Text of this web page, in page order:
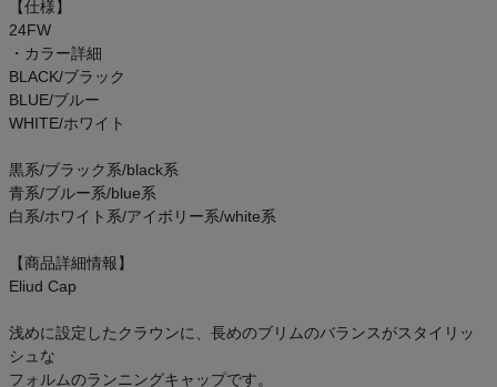
商品レビュー
プロテイン・サプリメントまとめ買い
アウトレットセール
スタッフコーディネート
【仕様】
24FW
・カラー詳細
BLACK/ブラック
BLUE/ブルー
WHITE/ホワイト
黒系/ブラック系/black系
青系/ブルー系/blue系
白系/ホワイト系/アイボリー系/white系
【商品詳細情報】
Eliud Cap
浅めに設定したクラウンに、長めのブリムのバランスがスタイリッ
シュな
フォルムのランニングキャップです。